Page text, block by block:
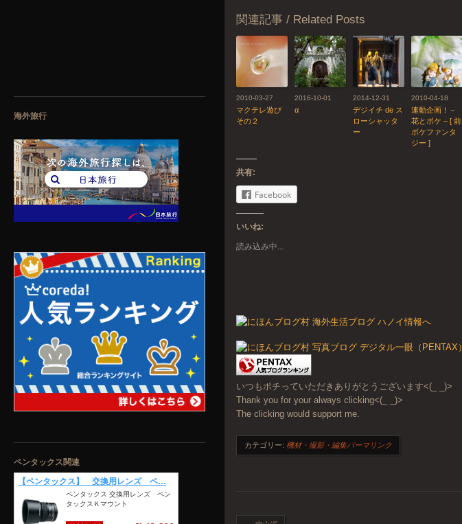
海外旅行
ペンタックス関連
関連記事 / Related Posts
2010-03-27
マクテレ遊び
その２
2016-10-01
α
2014-12-31
デジイチ de ス
ローシャッタ
ー
2010-04-18
連動企画！－
花とボケ – [ 前
ボケファンタ
ジー ]
共有:
Facebook
いいね:
読み込み中...
いつもポチっていただきありがとうございます<(_ _)>
Thank you for your always clicking<(_ _)>
The clicking would support me.
カテゴリー:機材・撮影・編集パーマリンク
投稿ナビゲーション